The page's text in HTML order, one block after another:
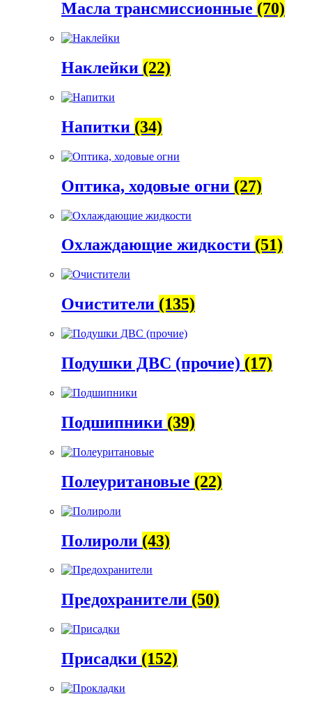
Масла трансмиссионные (70)
Наклейки (22)
Напитки (34)
Оптика, ходовые огни (27)
Охлаждающие жидкости (51)
Очистители (135)
Подушки ДВС (прочие) (17)
Подшипники (39)
Полеуритановые (22)
Полироли (43)
Предохранители (50)
Присадки (152)